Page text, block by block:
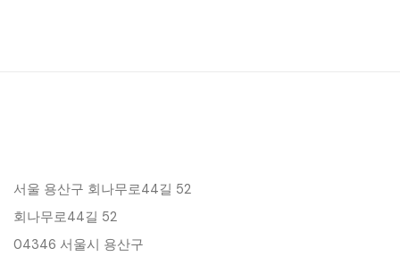
서울 용산구 회나무로44길 52
회나무로44길 52
04346 서울시 용산구